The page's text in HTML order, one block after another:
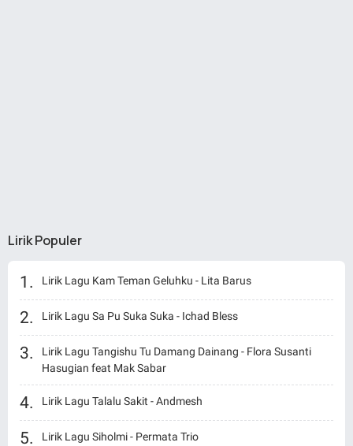
Lirik Populer
Lirik Lagu Kam Teman Geluhku - Lita Barus
Lirik Lagu Sa Pu Suka Suka - Ichad Bless
Lirik Lagu Tangishu Tu Damang Dainang - Flora Susanti
Hasugian feat Mak Sabar
Lirik Lagu Talalu Sakit - Andmesh
Lirik Lagu Siholmi - Permata Trio